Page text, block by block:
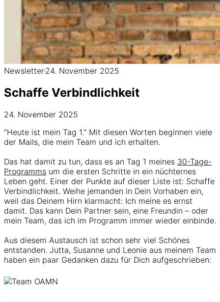
Newsletter·24. November 2025
Schaffe Verbindlichkeit
24. November 2025
"Heute ist mein Tag 1." Mit diesen Worten beginnen viele
der Mails, die mein Team und ich erhalten.
Das hat damit zu tun, dass es an Tag 1 meines 30-Tage-
Programms um die ersten Schritte in ein nüchternes
Leben geht. Einer der Punkte auf dieser Liste ist: Schaffe
Verbindlichkeit. Weihe jemanden in Dein Vorhaben ein,
weil das Deinem Hirn klarmacht: Ich meine es ernst
damit. Das kann Dein Partner sein, eine Freundin – oder
mein Team, das ich im Programm immer wieder einbinde.
Aus diesem Austausch ist schon sehr viel Schönes
entstanden. Jutta, Susanne und Leonie aus meinem Team
haben ein paar Gedanken dazu für Dich aufgeschrieben: